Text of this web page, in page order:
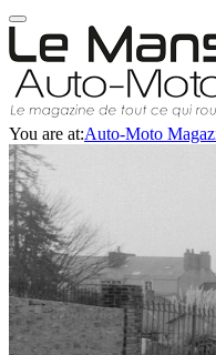
You are at:Auto-Moto